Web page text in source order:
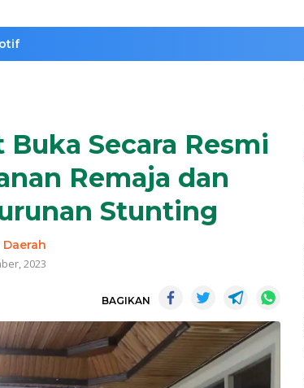
Secara Resmi
Remaja dan
Stunting
Daerah
2023
BAGIKAN